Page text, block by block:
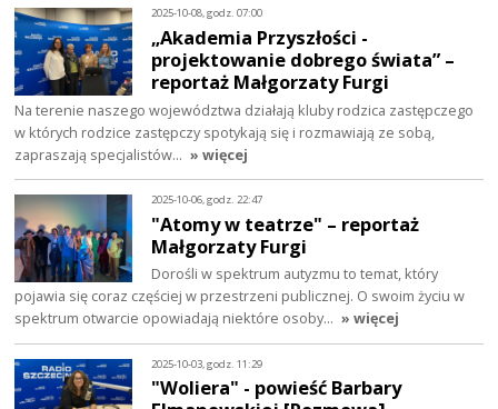
2025-10-08, godz. 07:00
„Akademia Przyszłości -
projektowanie dobrego świata” –
reportaż Małgorzaty Furgi
Na terenie naszego województwa działają kluby rodzica zastępczego
w których rodzice zastępczy spotykają się i rozmawiają ze sobą,
zapraszają specjalistów… » więcej
2025-10-06, godz. 22:47
"Atomy w teatrze" – reportaż
Małgorzaty Furgi
Dorośli w spektrum autyzmu to temat, który
pojawia się coraz częściej w przestrzeni publicznej. O swoim życiu w
spektrum otwarcie opowiadają niektóre osoby… » więcej
2025-10-03, godz. 11:29
"Woliera" - powieść Barbary